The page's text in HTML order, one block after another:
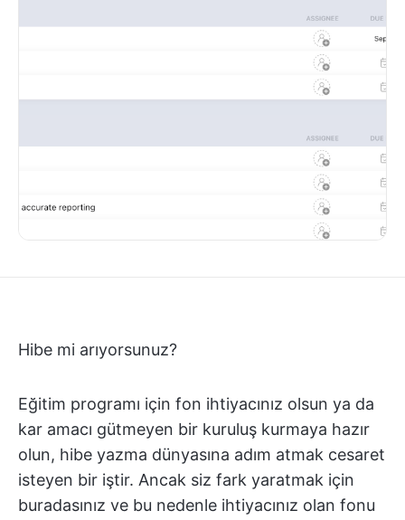
Hibe mi arıyorsunuz?
Eğitim programı için fon ihtiyacınız olsun ya da
kar amacı gütmeyen bir kuruluş kurmaya hazır
olun, hibe yazma dünyasına adım atmak cesaret
isteyen bir iştir. Ancak siz fark yaratmak için
buradasınız ve bu nedenle ihtiyacınız olan fonu